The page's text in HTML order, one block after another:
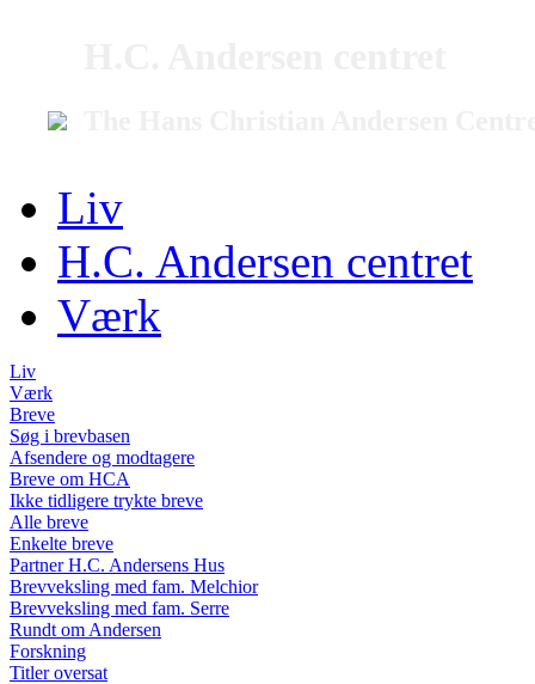
Liv
H.C. Andersen centret
Værk
Liv
Værk
Breve
Søg i brevbasen
Afsendere og modtagere
Breve om HCA
Ikke tidligere trykte breve
Alle breve
Enkelte breve
Partner H.C. Andersens Hus
Brevveksling med fam. Melchior
Brevveksling med fam. Serre
Rundt om Andersen
Forskning
Titler oversat